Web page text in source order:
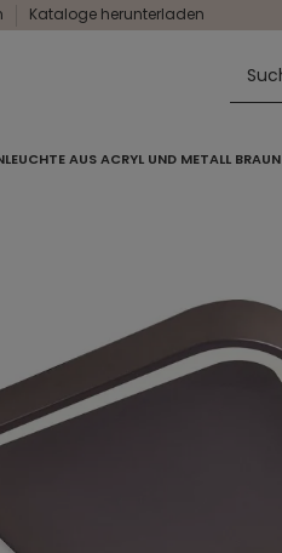
Kataloge herunterladen
AUS ACRYL UND METALL BRAUN